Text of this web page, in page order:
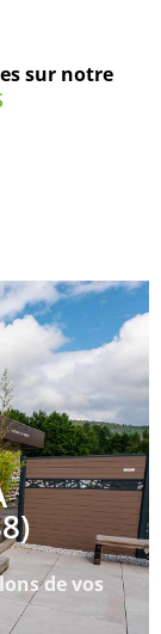
sur notre
de vos